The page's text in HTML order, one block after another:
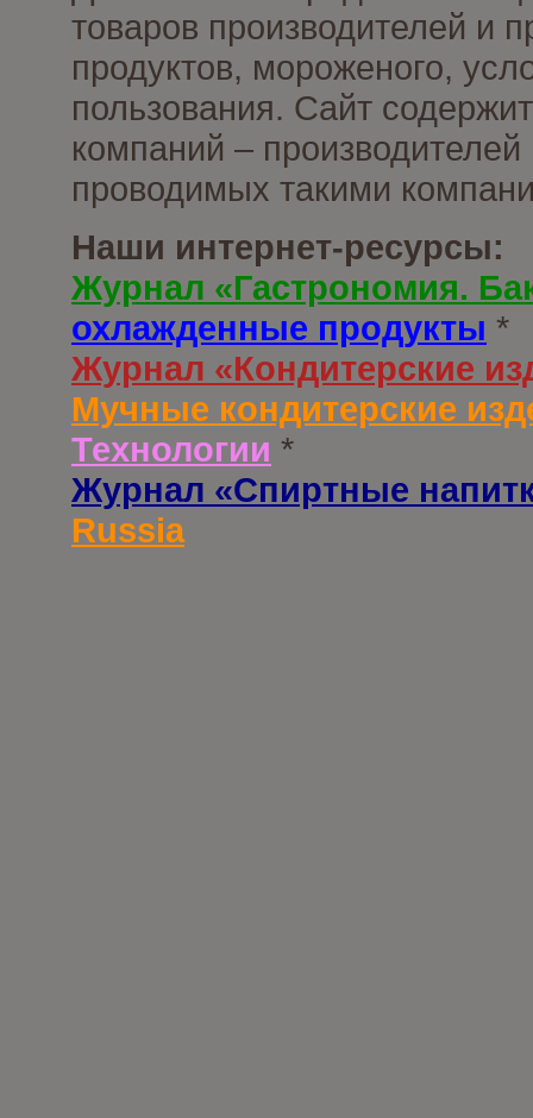
товаров производителей и
продуктов, мороженого,
пользования. Сайт
компаний –
проводимых такими
Наши интернет-ресурсы:
Журнал «Гастрономия.
охлажденные продукты *
Журнал «Кондитерские
Мучные кондитерские
Технологии *
Журнал «Спиртные
Russia